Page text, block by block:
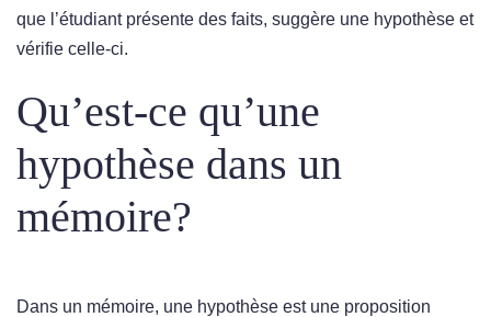
que l’étudiant présente des faits, suggère une hypothèse et
vérifie celle-ci.
Qu’est-ce qu’une
hypothèse dans un
mémoire?
Dans un mémoire, une hypothèse est une proposition